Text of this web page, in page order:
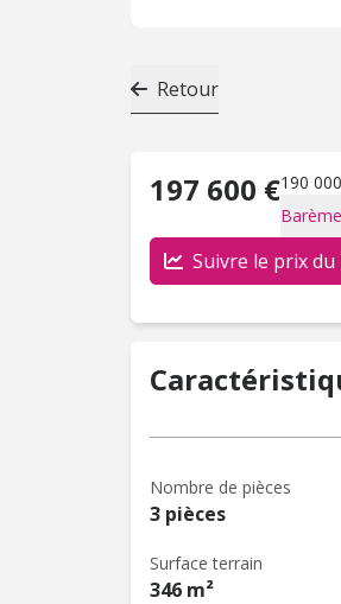
Retour
197 600 €190
Suivre le prix du
Nombre de pièces
3 pièces
Surface terrain
346 m²